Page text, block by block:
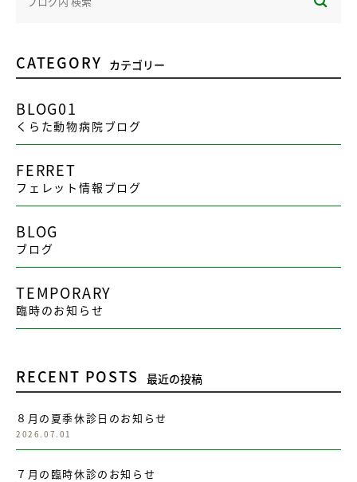
CATEGORY カテゴリー
BLOG01
くらた動物病院ブログ
FERRET
フェレット情報ブログ
BLOG
ブログ
TEMPORARY
臨時のお知らせ
RECENT POSTS 最近の投稿
８月の夏季休診日のお知らせ
2026.07.01
７月の臨時休診のお知らせ